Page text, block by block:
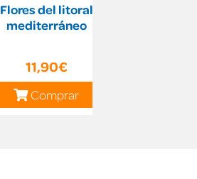
Flores del litoral
mediterráneo
11,90€
Comprar